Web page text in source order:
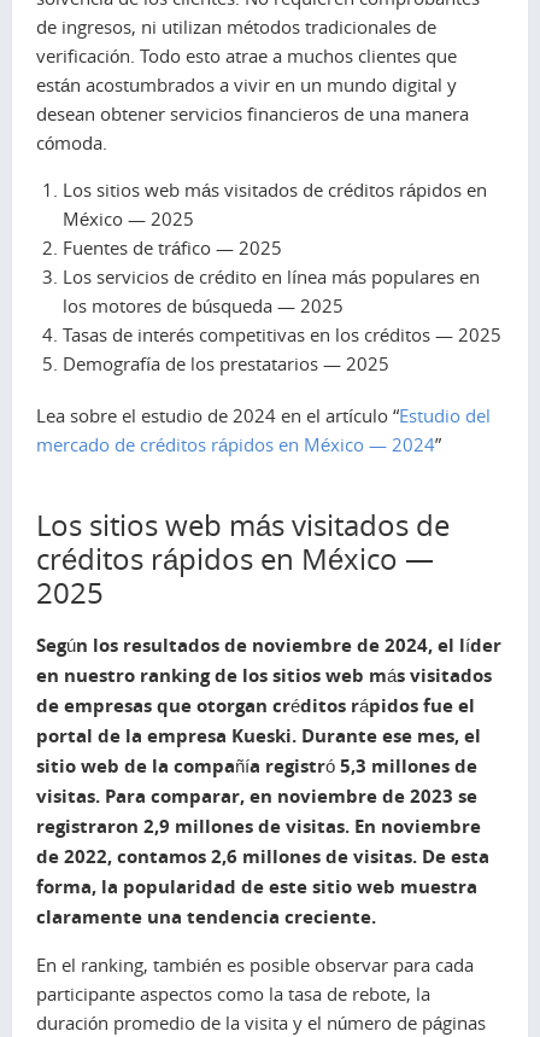
de ingresos, ni utilizan métodos tradicionales de
verificación. Todo esto atrae a muchos clientes que
están acostumbrados a vivir en un mundo digital y
desean obtener servicios financieros de una manera
cómoda.
Los sitios web más visitados de créditos rápidos en
México — 2025
Fuentes de tráfico — 2025
Los servicios de crédito en línea más populares en
los motores de búsqueda — 2025
Tasas de interés competitivas en los créditos — 2025
Demografía de los prestatarios — 2025
Lea sobre el estudio de 2024 en el artículo “Estudio del
mercado de créditos rápidos en México — 2024”
Los sitios web más visitados de
créditos rápidos en México —
2025
Según los resultados de noviembre de 2024, el líder
en nuestro ranking de los sitios web más visitados
de empresas que otorgan créditos rápidos fue el
portal de la empresa Kueski. Durante ese mes, el
sitio web de la compañía registró 5,3 millones de
visitas. Para comparar, en noviembre de 2023 se
registraron 2,9 millones de visitas. En noviembre
de 2022, contamos 2,6 millones de visitas. De esta
forma, la popularidad de este sitio web muestra
claramente una tendencia creciente.
En el ranking, también es posible observar para cada
participante aspectos como la tasa de rebote, la
duración promedio de la visita y el número de páginas